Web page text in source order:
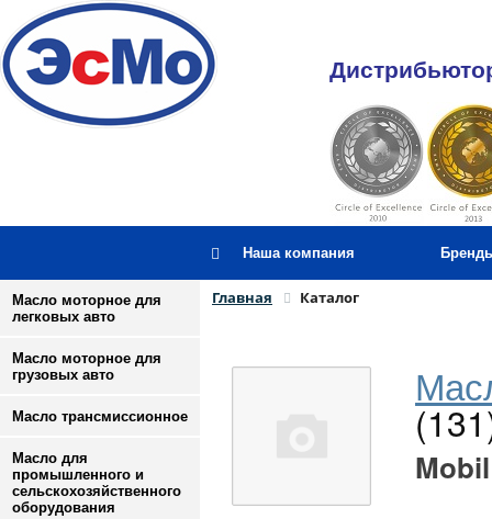
Наша компания
Масло моторное для
легковых авто
Масло моторное для
грузовых авто
Масло трансмиссионное
Масло для
промышленного и
сельскохозяйственного
оборудования
Главная Каталог
Mobil